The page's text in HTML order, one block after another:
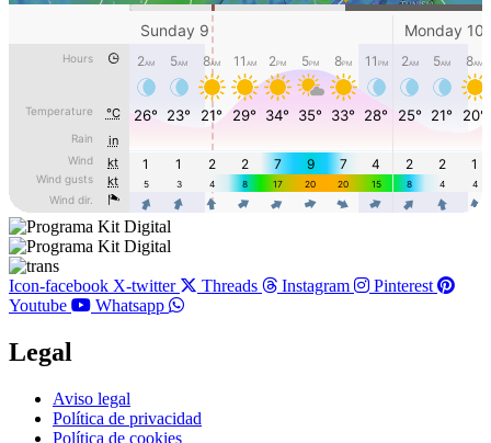
Icon-facebook X-twitter Threads Instagram
Pinterest
Youtube
Whatsapp
Legal
Main
Menu
Aviso legal
Política de privacidad
Política de cookies